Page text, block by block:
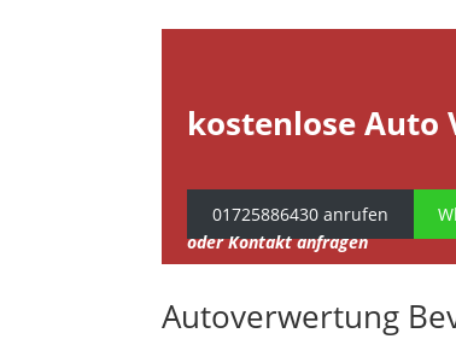
kostenlose Auto
01725886430 anrufen
oder Kontakt anfragen
Autoverwertung